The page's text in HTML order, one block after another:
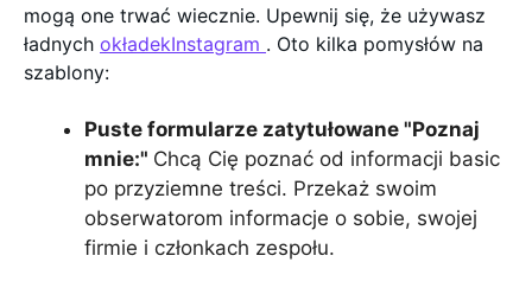
mogą one trwać wiecznie. Upewnij się, że używasz
ładnych okładekInstagram . Oto kilka pomysłów na
szablony:
Puste formularze zatytułowane "Poznaj
mnie:" Chcą Cię poznać od informacji basic
po przyziemne treści. Przekaż swoim
obserwatorom informacje o sobie, swojej
firmie i członkach zespołu.